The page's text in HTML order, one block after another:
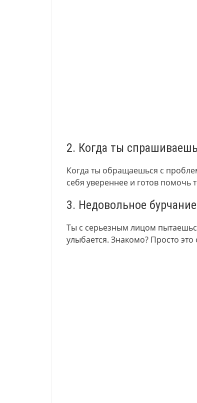
2. Когда ты
Когда ты обращаешься с
себя увереннее и готов помочь
3. Недовольное бурчание
Ты с серьезным лицом
улыбается. Знакомо? Просто